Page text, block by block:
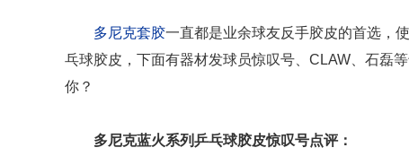
多尼克套胶一直都是业余球友反手胶皮的首选，
乓球胶皮，下面有器材发球员惊叹号、CLAW、石磊
你？
多尼克蓝火系列乒乓球胶皮惊叹号点评：